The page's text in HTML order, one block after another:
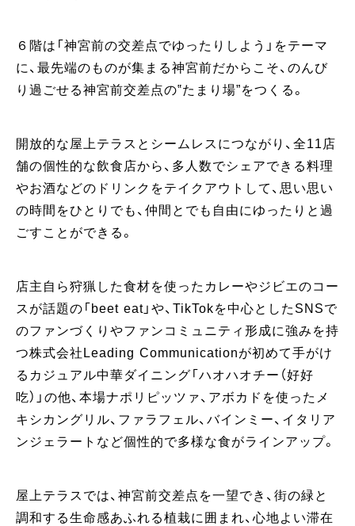
６階は「神宮前の交差点でゆったりしよう」をテーマ
に、最先端のものが集まる神宮前だからこそ、のんび
り過ごせる神宮前交差点の‟たまり場”をつくる。
開放的な屋上テラスとシームレスにつながり、全11店
舗の個性的な飲食店から、多人数でシェアできる料理
やお酒などのドリンクをテイクアウトして、思い思い
の時間をひとりでも、仲間とでも自由にゆったりと過
ごすことができる。
店主自ら狩猟した食材を使ったカレーやジビエのコー
スが話題の「beet eat」や、TikTokを中心としたSNSで
のファンづくりやファンコミュニティ形成に強みを持
つ株式会社Leading Communicationが初めて手がけ
るカジュアル中華ダイニング「ハオハオチー（好好
吃）」の他、本場ナポリピッツァ、アボカドを使ったメ
キシカングリル、ファラフェル、バインミー、イタリア
ンジェラートなど個性的で多様な食がラインアップ。
屋上テラスでは、神宮前交差点を一望でき、街の緑と
調和する生命感あふれる植栽に囲まれ、心地よい滞在